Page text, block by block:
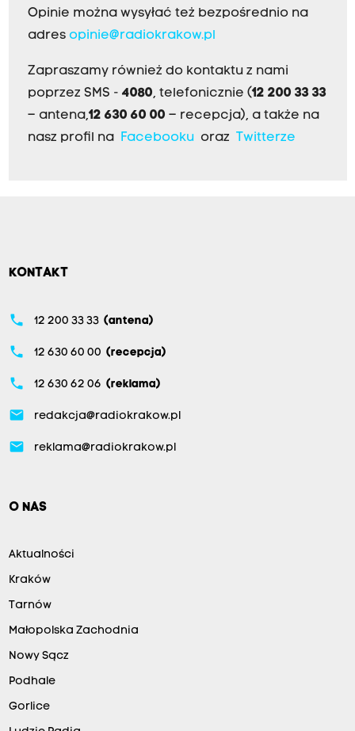
Opinie można wysyłać też bezpośrednio na
adres opinie@radiokrakow.pl
Zapraszamy również do kontaktu z nami
poprzez SMS - 4080, telefonicznie (12 200 33 33
– antena,12 630 60 00 – recepcja), a także na
nasz profil na
Facebookuoraz Twitterze
KONTAKT
phone 12 200 33 33 (antena)
phone 12 630 60 00 (recepcja)
phone 12 630 62 06 (reklama)
email redakcja@radiokrakow.pl
email reklama@radiokrakow.pl
O NAS
Aktualności
Kraków
Tarnów
Małopolska Zachodnia
Nowy Sącz
Podhale
Gorlice